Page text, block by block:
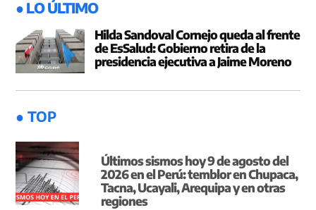
● LO ÚLTIMO
Hilda Sandoval Cornejo queda al frente
de EsSalud: Gobierno retira de la
presidencia ejecutiva a Jaime Moreno
● TOP
Últimos sismos hoy 9 de agosto del
2026 en el Perú: temblor en Chupaca,
Tacna, Ucayali, Arequipa y en otras
regiones